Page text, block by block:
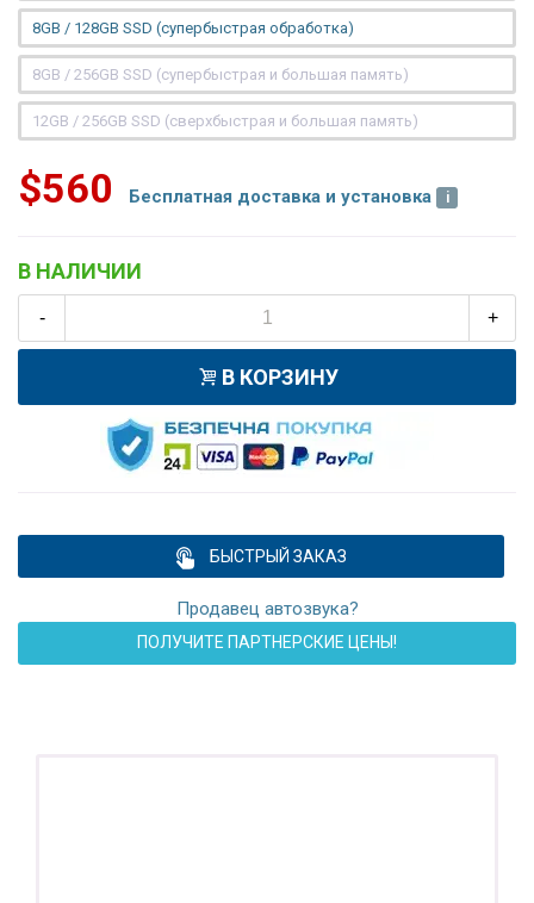
8GB / 128GB SSD (супербыстрая обработка)
8GB / 256GB SSD (супербыстрая и большая память)
12GB / 256GB SSD (сверхбыстрая и большая память)
$560 Бесплатная доставка и установка
В НАЛИЧИИ
- +
В КОРЗИНУ
БЫСТРЫЙ ЗАКАЗ
Продавец автозвука?
ПОЛУЧИТЕ ПАРТНЕРСКИЕ ЦЕНЫ!